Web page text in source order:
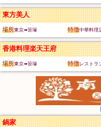
東方美人
場所東京➠笹塚 特徴中華料理
香港料理楽天王府
場所東京➠笹塚 特徴レストラ
鍋家